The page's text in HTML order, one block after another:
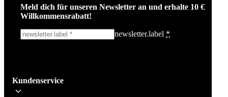
Meld dich für unseren Newsletter an und erhalte 10 €
Willkommensrabatt!
newsletter.label *
Bleib auf dem Laufenden über die neuesten Nachrichten, Kampagnen
Aktionen. Wir geben deine E-Mail-Adresse nicht weiter und versenden
Kundenservice